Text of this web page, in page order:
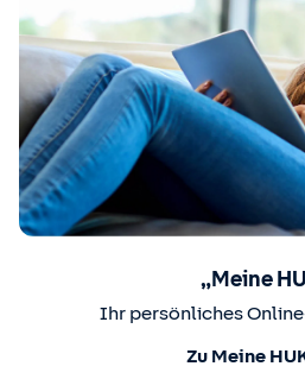
„Meine
Ihr persönliches
Zu Meine